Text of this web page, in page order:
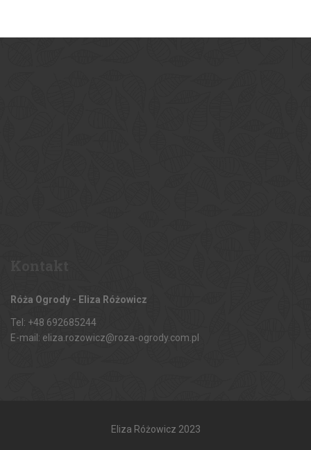
Róża Ogrody - Eliza Różowicz
Tel: +48 692685244
E-mail: eliza.rozowicz@roza-ogrody.com.pl
Eliza Różowicz 2023